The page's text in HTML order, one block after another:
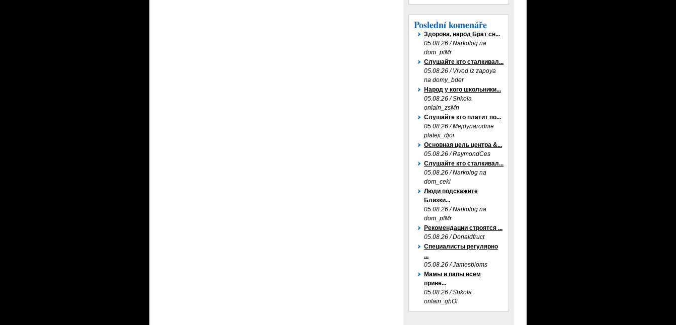
Poslední komenáře
Здорова, народ Брат сн...
05.08.26 / Narkolog na
dom_ptMr
Слушайте кто сталкивал...
05.08.26 / Vivod iz zapoya
na domy_bder
Народ у кого школьники...
05.08.26 / Shkola
onlain_zsMn
Слушайте кто платит по...
05.08.26 / Mejdynarodnie
plateji_djoi
Основная цель центра &...
05.08.26 / RaymondCes
Слушайте кто сталкивал...
05.08.26 / Narkolog na
dom_ceki
Люди подскажите
Близки...
05.08.26 / Narkolog na
dom_pfMr
Рекомендации строятся ...
05.08.26 / Donaldfruct
Специалисты регулярно
...
05.08.26 / Jamesbioms
Мамы и папы всем
приве...
05.08.26 / Shkola
onlain_ghOi